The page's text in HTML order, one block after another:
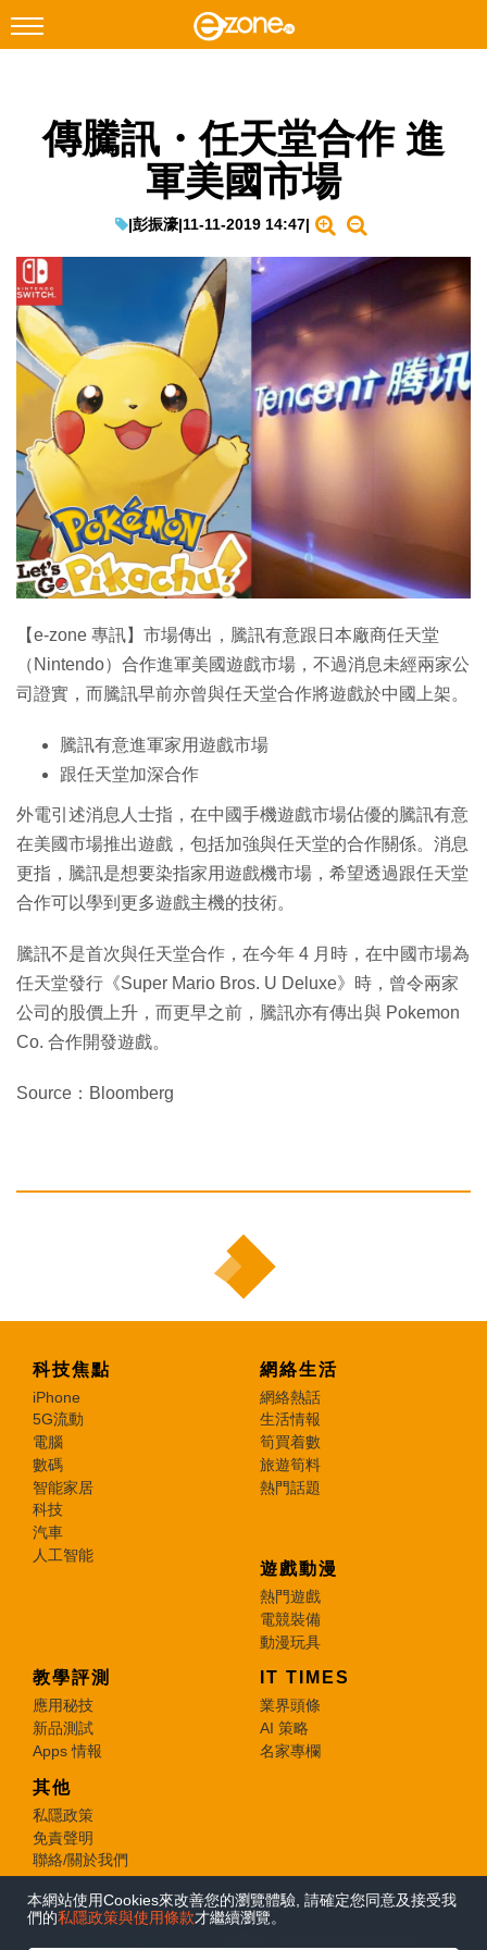
Facebook Instagram
遊戲動漫
教學評測
EduTech
IT Times
生成式AI與雲端應用
Enterprise Digital Transformation
特集
本網站使用Cookies來改善您的瀏覽體驗, 請確定您同意及接受我
們的私隱政策與使用條款才繼續瀏覽。
傳騰訊・任天堂合作 進
軍美國市場
|彭振濠|11-11-2019 14:47|
【e-zone 專訊】市場傳出，騰訊有意跟日本廠商任天堂
（Nintendo）合作進軍美國遊戲市場，不過消息未經兩家公
司證實，而騰訊早前亦曾與任天堂合作將遊戲於中國上架。
騰訊有意進軍家用遊戲市場
跟任天堂加深合作
外電引述消息人士指，在中國手機遊戲市場佔優的騰訊有意
在美國市場推出遊戲，包括加強與任天堂的合作關係。消息
更指，騰訊是想要染指家用遊戲機市場，希望透過跟任天堂
合作可以學到更多遊戲主機的技術。
騰訊不是首次與任天堂合作，在今年 4 月時，在中國市場為
任天堂發行《Super Mario Bros. U Deluxe》時，曾令兩家
公司的股價上升，而更早之前，騰訊亦有傳出與 Pokemon
Co. 合作開發遊戲。
Source：Bloomberg
科技焦點
iPhone
5G流動
電腦
數碼
智能家居
科技
汽車
人工智能
網絡生活
網絡熱話
生活情報
筍買着數
旅遊筍料
熱門話題
遊戲動漫
熱門遊戲
電競裝備
動漫玩具
教學評測
應用秘技
新品測試
Apps 情報
IT TIMES
業界頭條
AI 策略
名家專欄
其他
私隱政策
免責聲明
聯絡/關於我們
© 2026 e-zone. All Rights Reserved.